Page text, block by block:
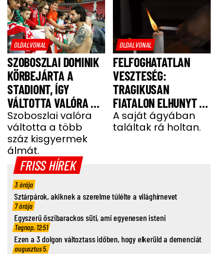
OLDALVONAL
SZOBOSZLAI DOMINIK
KÖRBEJÁRTA A
STADIONT, ÍGY
VÁLTOTTA VALÓRA A
GYEREKEK ÁLMÁT
Szoboszlai valóra
váltotta a több
száz kisgyermek
álmát.
OLDALVONAL
FELFOGHATATLAN
VESZTESÉG:
TRAGIKUSAN
FIATALON ELHUNYT A
TEHETSÉGES FOCISTA
A saját ágyában
találtak rá holtan.
FRISS HÍREK
3 órája
Sztárpárok, akiknek a szerelme túlélte a világhírnevet
7 órája
Egyszerű őszibarackos süti, ami egyenesen isteni
Tegnap, 12:51
Ezen a 3 dolgon változtass időben, hogy elkerüld a demenciát
augusztus 5.